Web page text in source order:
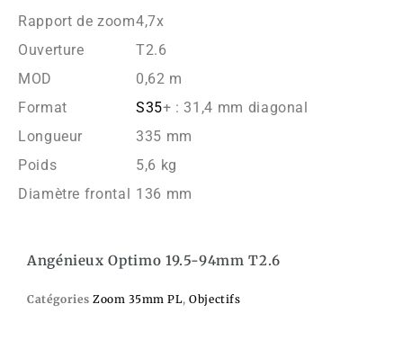
Rapport de zoom4,7x
Ouverture
T2.6
MOD
0,62 m
Format
S35+ : 31,4 mm diagonal
Longueur
335 mm
Poids
5,6 kg
Diamètre frontal 136 mm
Angénieux Optimo 19.5-94mm T2.6
Catégories Zoom 35mm PL,Objectifs